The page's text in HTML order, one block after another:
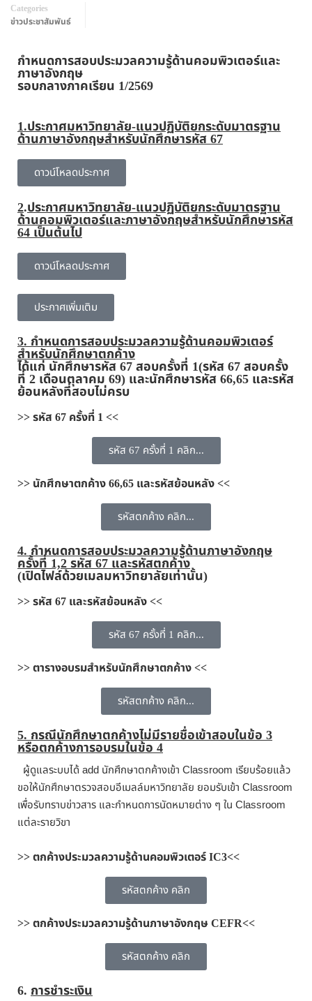
Categories
ข่าวประชาสัมพันธ์
กำหนดการสอบประมวลความรู้ด้านคอมพิวเตอร์และ
ภาษาอังกฤษ
รอบกลางภาคเรียน 1/2569
1.ประกาศมหาวิทยาลัย-แนวปฏิบัติยกระดับมาตรฐาน
ด้านภาษาอังกฤษสำหรับนักศึกษารหัส 67
ดาวน์โหลดประกาศ
2.ประกาศมหาวิทยาลัย-แนวปฏิบัติยกระดับมาตรฐาน
ด้านคอมพิวเตอร์และภาษาอังกฤษสำหรับนักศึกษารหัส
64 เป็นต้นไป
ดาวน์โหลดประกาศ
ประกาศเพิ่มเติม
3. กำหนดการสอบประมวลความรู้ด้านคอมพิวเตอร์
สำหรับนักศึกษาตกค้าง
ได้แก่ นักศึกษารหัส 67 สอบครั้งที่ 1(รหัส 67 สอบครั้ง
ที่ 2 เดือนตุลาคม 69) และนักศึกษารหัส 66,65 และรหัส
ย้อนหลังที่สอบไม่ครบ
>> รหัส 67 ครั้งที่ 1 <<
รหัส 67 ครั้งที่ 1 คลิก...
>> นักศึกษาตกค้าง 66,65 และรหัสย้อนหลัง <<
รหัสตกค้าง คลิก...
4. กำหนดการสอบประมวลความรู้ด้านภาษาอังกฤษ
ครั้งที่ 1,2 รหัส 67 และรหัสตกค้าง
(เปิดไฟล์ด้วยเมลมหาวิทยาลัยเท่านั้น)
>> รหัส 67 และรหัสย้อนหลัง <<
รหัส 67 ครั้งที่ 1 คลิก...
>> ตารางอบรมสำหรับนักศึกษาตกค้าง <<
รหัสตกค้าง คลิก...
5. กรณีนักศึกษาตกค้างไม่มีรายชื่อเข้าสอบในข้อ 3
หรือตกค้างการอบรมในข้อ 4
ผู้ดูแลระบบได้ add นักศึกษาตกค้างเข้า Classroom เรียบร้อยแล้ว
ขอให้นักศึกษาตรวจสอบอีเมลล์มหาวิทยาลัย ยอมรับเข้า Classroom
เพื่อรับทราบข่าวสาร และกำหนดการนัดหมายต่าง ๆ ใน Classroom
แต่ละรายวิขา
>> ตกค้างประมวลความรู้ด้านคอมพิวเตอร์ IC3<<
รหัสตกค้าง คลิก
>> ตกค้างประมวลความรู้ด้านภาษาอังกฤษ CEFR<<
รหัสตกค้าง คลิก
6. การชำระเงิน